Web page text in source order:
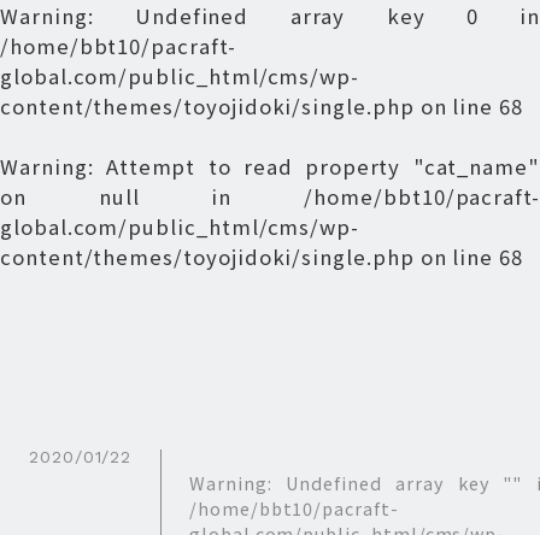
Warning: Undefined array key 0 in
/home/bbt10/pacraft-
global.com/public_html/cms/wp-
content/themes/toyojidoki/single.php on line 68
Warning: Attempt to read property "cat_name"
on null in /home/bbt10/pacraft-
global.com/public_html/cms/wp-
content/themes/toyojidoki/single.php on line 68
2020/01/22
Warning: Undefined array key ""
/home/bbt10/pacraft-